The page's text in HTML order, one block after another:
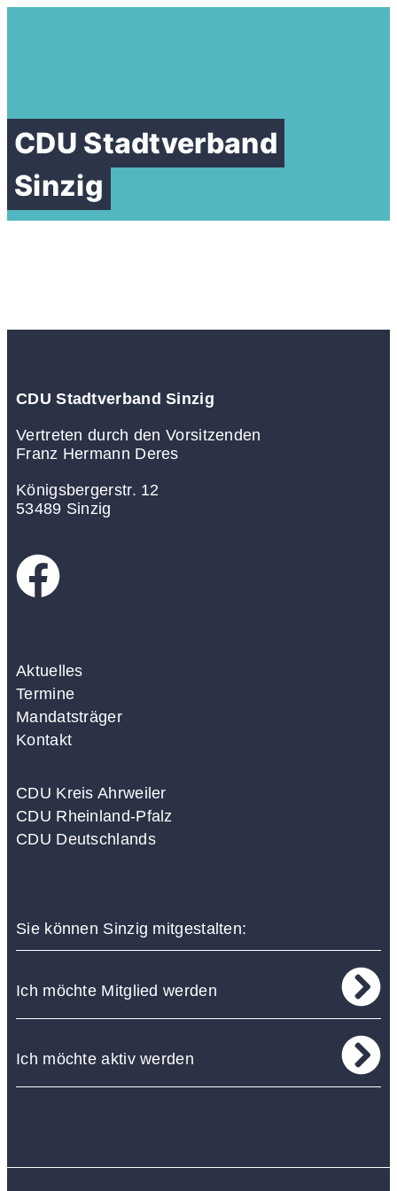
CDU Stadtverband
Sinzig
CDU Stadtverband Sinzig
Vertreten durch den Vorsitzenden
Franz Hermann Deres
Königsbergerstr. 12
53489 Sinzig
Aktuelles
Termine
Mandatsträger
Kontakt
CDU Kreis Ahrweiler
CDU Rheinland-Pfalz
CDU Deutschlands
Sie können Sinzig mitgestalten:
Ich möchte Mitglied werden
Ich möchte aktiv werden